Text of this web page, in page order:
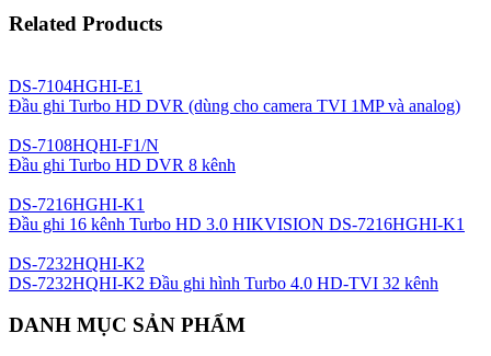
Related Products
DS-7104HGHI-E1
Đầu ghi Turbo HD DVR (dùng cho camera TVI 1MP và analog)
DS-7108HQHI-F1/N
Đầu ghi Turbo HD DVR 8 kênh
DS-7216HGHI-K1
Đầu ghi 16 kênh Turbo HD 3.0 HIKVISION DS-7216HGHI-K1
DS-7232HQHI-K2
DS-7232HQHI-K2 Đầu ghi hình Turbo 4.0 HD-TVI 32 kênh
DANH MỤC SẢN PHẨM